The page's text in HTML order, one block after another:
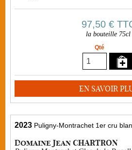
97,50 €
la bouteille 75cl
Qté
EN SAVOIR
2023 Puligny-Montrachet 1er cru
Domaine Jean CHARTRON